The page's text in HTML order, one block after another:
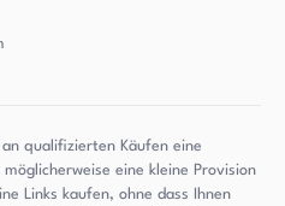
qualifizierten Käufen eine
eine kleine Provision
Links kaufen, ohne dass Ihnen